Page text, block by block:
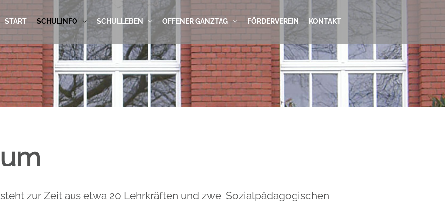
START SCHULINFO SCHULLEBEN OFFENER GANZTAG FÖRDERVEREIN KONTAKT
zur Zeit aus etwa 20 Lehrkräften und zwei Sozialpädagogischen